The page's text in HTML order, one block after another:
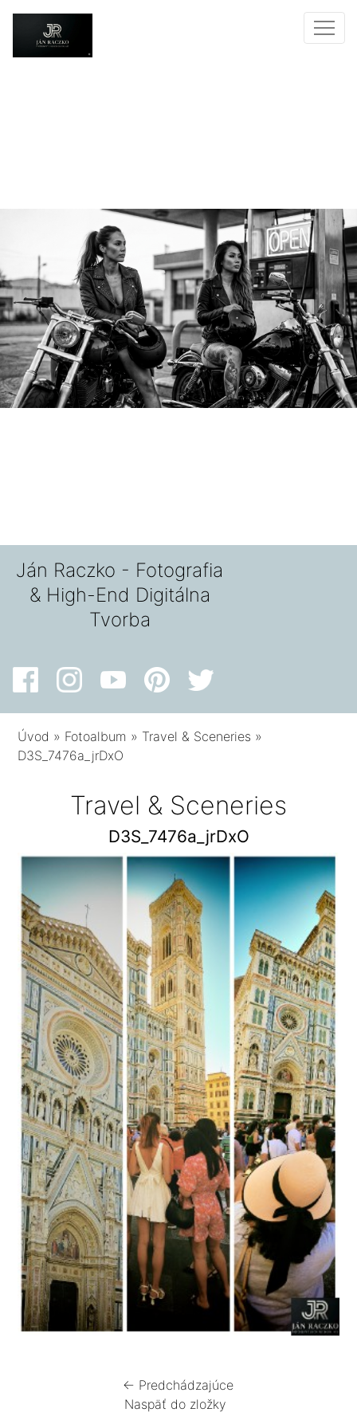
Ján Raczko - Fotografia
& High-End Digitálna
Tvorba
Úvod » Fotoalbum » Travel & Sceneries »
D3S_7476a_jrDxO
Travel & Sceneries
D3S_7476a_jrDxO
← Predchádzajúce
Naspäť do zložky